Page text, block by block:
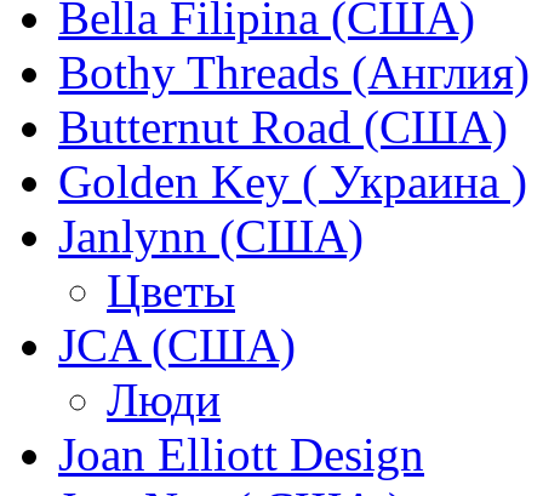
Bella Filipina (США)
Bothy Threads (Англия)
Butternut Road (США)
Golden Key ( Украина )
Janlynn (США)
Цветы
JCA (США)
Люди
Joan Elliott Design